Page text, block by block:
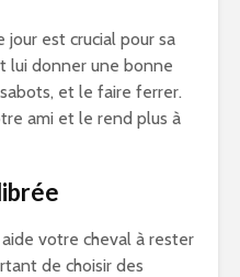
jour est crucial pour sa
lui donner une bonne
et le faire ferrer.
ami et le rend plus à
votre cheval à rester
de choisir des